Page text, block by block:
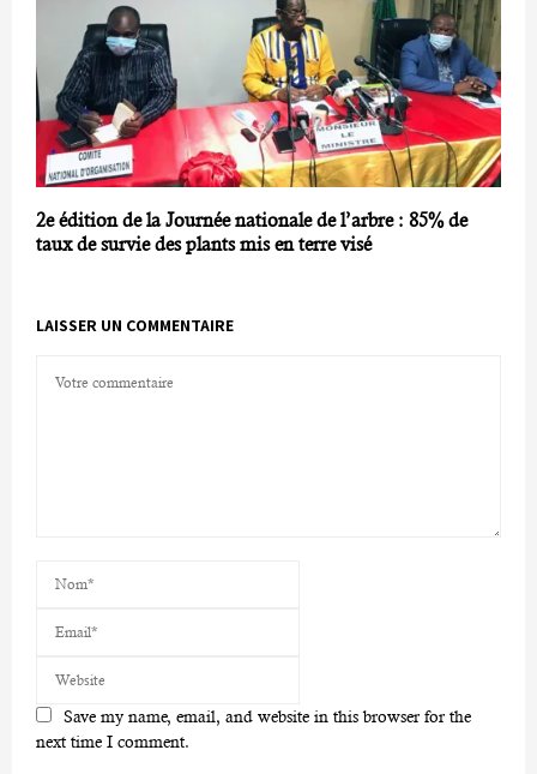
2e édition de la Journée nationale de l’arbre : 85% de
taux de survie des plants mis en terre visé
LAISSER UN COMMENTAIRE
Save my name, email, and website in this browser for the
next time I comment.